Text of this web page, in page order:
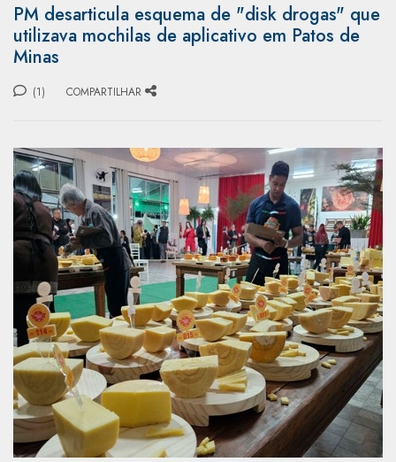
PM desarticula esquema de "disk drogas" que
utilizava mochilas de aplicativo em Patos de
Minas
(1) COMPARTILHAR